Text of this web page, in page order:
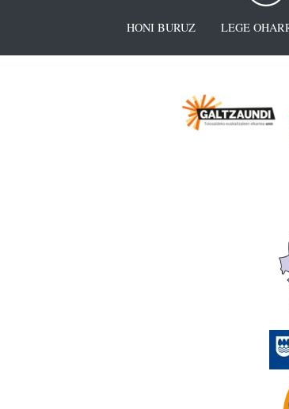
HONI BURUZ LEGE